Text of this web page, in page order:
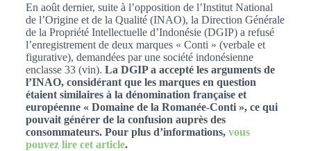
En août dernier, suite à l’opposition de l’Institut National
de l’Origine et de la Qualité (INAO), la Direction Générale
de la Propriété Intellectuelle d’Indonésie (DGIP) a refusé
l’enregistrement de deux marques « Conti » (verbale et
figurative), demandées par une société indonésienne
enclasse 33 (vin). La DGIP a accepté les arguments de
l’INAO, considérant que les marques en question
étaient similaires à la dénomination française et
européenne « Domaine de la Romanée-Conti », ce qui
pouvait générer de la confusion auprès des
consommateurs. Pour plus d’informations, vous
pouvez lire cet article.